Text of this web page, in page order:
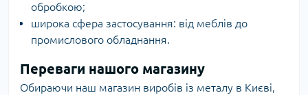
обробкою;
широка сфера застосування: від меблів до
промислового обладнання.
Переваги нашого магазину
Обираючи наш магазин виробів із металу в Києві,